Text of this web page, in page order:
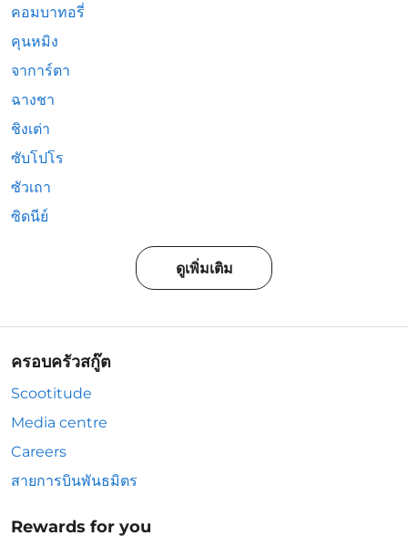
คอมบาทอรี่
คุนหมิง
จาการ์ตา
ฉางชา
ชิงเต่า
ซับโปโร
ซัวเถา
ซิดนีย์
ดูเพิ่มเติม
ครอบครัวสกู๊ต
Scootitude
Media centre
Careers
สายการบินพันธมิตร
Rewards for you